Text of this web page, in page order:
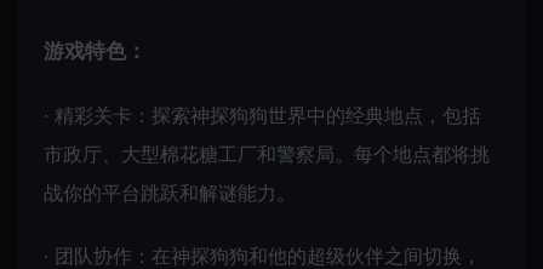
游戏特色：
· 精彩关卡：探索神探狗狗世界中的经典地点，包括
市政厅、大型棉花糖工厂和警察局。每个地点都将挑
战你的平台跳跃和解谜能力。
· 团队协作：在神探狗狗和他的超级伙伴之间切换，